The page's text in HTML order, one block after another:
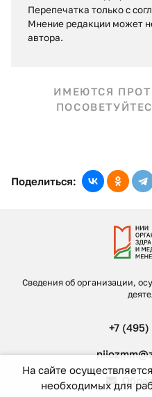
Перепечатка только с
Мнение редакции может
автора.
ИМЕЮТСЯ
Поделиться:
Сведения об организации,
+7
На сайте
необходимых для